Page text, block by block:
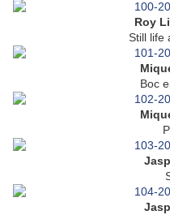
Roy
Still life
Boc